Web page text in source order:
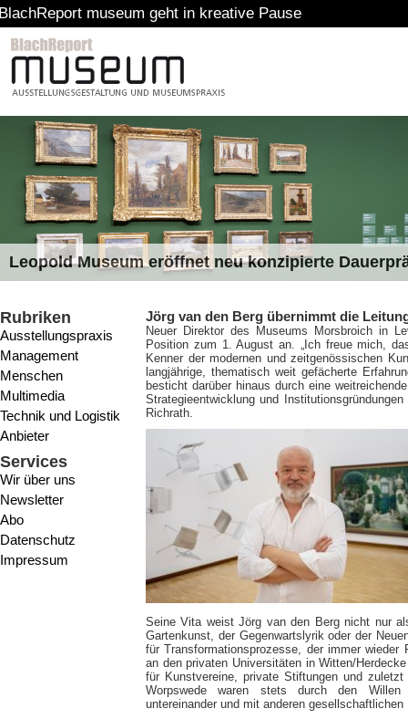
museum geht in kreative Pause
Leopold Museum eröffnet neu konzipierte
Rubriken
Ausstellungspraxis
Management
Menschen
Multimedia
Technik und Logistik
Anbieter
Services
Wir über uns
Newsletter
Abo
Datenschutz
Impressum
Jörg van den Berg übernimmt die
Neuer Direktor des Museums Morsbroich in
Position zum 1. August an. „Ich freue mich,
Kenner der modernen und zeitgenössischen
langjährige, thematisch weit gefächerte
besticht darüber hinaus durch eine
Strategieentwicklung und
Richrath.
Seine Vita weist Jörg van den Berg nicht nur
Gartenkunst, der Gegenwartslyrik oder der
für Transformationsprozesse, der immer
an den privaten Universitäten in Witten/
für Kunstvereine, private Stiftungen und
Worpswede waren stets durch den Willen
untereinander und mit anderen